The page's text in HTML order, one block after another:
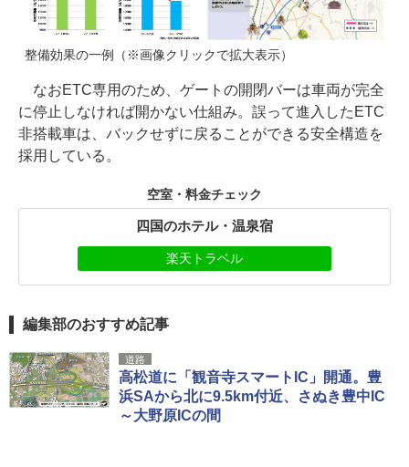
整備効果の一例（※画像クリックで拡大表示）
なおETC専用のため、ゲートの開閉バーは車両が完全
に停止しなければ開かない仕組み。誤って進入したETC
非搭載車は、バックせずに戻ることができる安全構造を
採用している。
空室・料金チェック
四国のホテル・温泉宿
楽天トラベル
編集部のおすすめ記事
道路
高松道に「観音寺スマートIC」開通。豊
浜SAから北に9.5km付近、さぬき豊中IC
～大野原ICの間